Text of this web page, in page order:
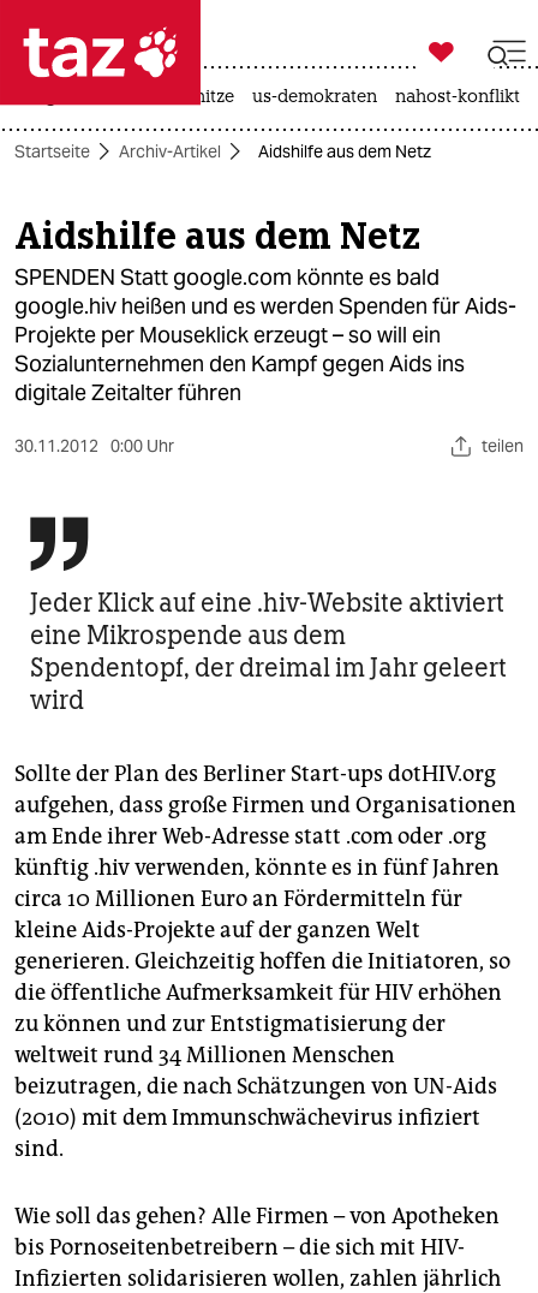
 taz zahl ich
taz zahl ich
themen
politik
öko
gesellschaft
kultur
berlin
nord
wahrheit
verlag
veranstaltungen
shop
fragen & hilfe
unterstützen
abo
genossenschaft
epaper login

taz zahl ich
hitze us-demokraten nahost-konflikt
Startseite Archiv-Artikel Aidshilfe aus dem Netz
Aidshilfe aus dem Netz
SPENDEN Statt google.com könnte es bald
google.hiv heißen und es werden Spenden für Aids-
Projekte per Mouseklick erzeugt – so will ein
Sozialunternehmen den Kampf gegen Aids ins
digitale Zeitalter führen
30.11.2012 0:00 Uhr teilen

Jeder Klick auf eine .hiv-Website aktiviert
eine Mikrospende aus dem
Spendentopf, der dreimal im Jahr geleert
wird
Sollte der Plan des Berliner Start-ups dotHIV.org
aufgehen, dass große Firmen und Organisationen
am Ende ihrer Web-Adresse statt .com oder .org
künftig .hiv verwenden, könnte es in fünf Jahren
circa 10 Millionen Euro an Fördermitteln für
kleine Aids-Projekte auf der ganzen Welt
generieren. Gleichzeitig hoffen die Initiatoren, so
die öffentliche Aufmerksamkeit für HIV erhöhen
zu können und zur Entstigmatisierung der
weltweit rund 34 Millionen Menschen
beizutragen, die nach Schätzungen von UN-Aids
(2010) mit dem Immunschwächevirus infiziert
sind.
Wie soll das gehen? Alle Firmen – von Apotheken
bis Pornoseitenbetreibern – die sich mit HIV-
Infizierten solidarisieren wollen, zahlen jährlich